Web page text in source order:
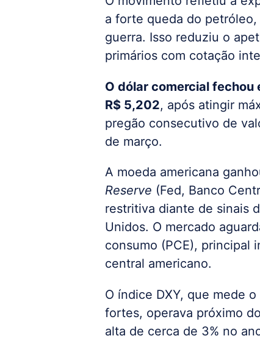
a forte queda do
guerra. Isso reduziu o
primários com cotação
O dólar comercial
R$ 5,202, após atingir
pregão consecutivo de
de março.
A moeda americana
Reserve (Fed, Banco
restritiva diante de sinais
Unidos. O mercado
consumo (PCE), principal
central americano.
O índice DXY, que mede
fortes, operava próximo
alta de cerca de 3% no